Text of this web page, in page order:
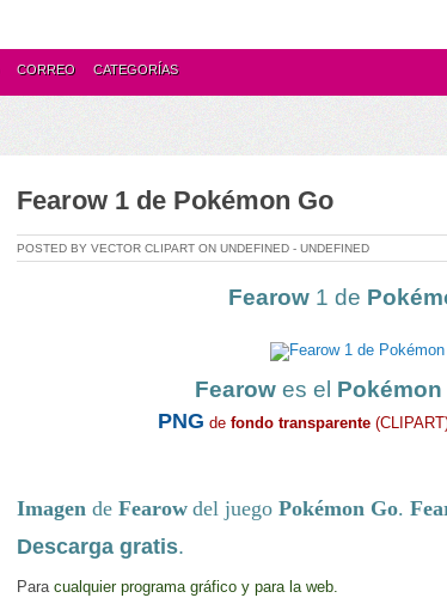
CORREO CATEGORÍAS
Fearow 1 de Pokémon Go
POSTED BY VECTOR CLIPART ON UNDEFINED - UNDEFINED
Fearow 1 de
Fearow es el Pokémon
PNG de fondo transparente
Imagen de Fearow del juego Pokémon Go.
Descarga gratis.
Para cualquier programa gráfico y para la web.